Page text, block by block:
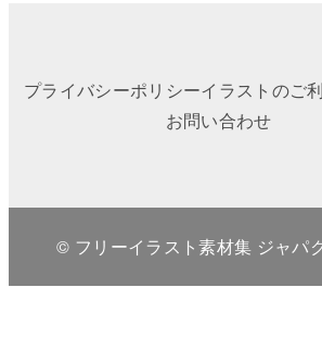
プライバシーポリシーイラストのご
お問い合わせ
© フリーイラスト素材集 ジャパ